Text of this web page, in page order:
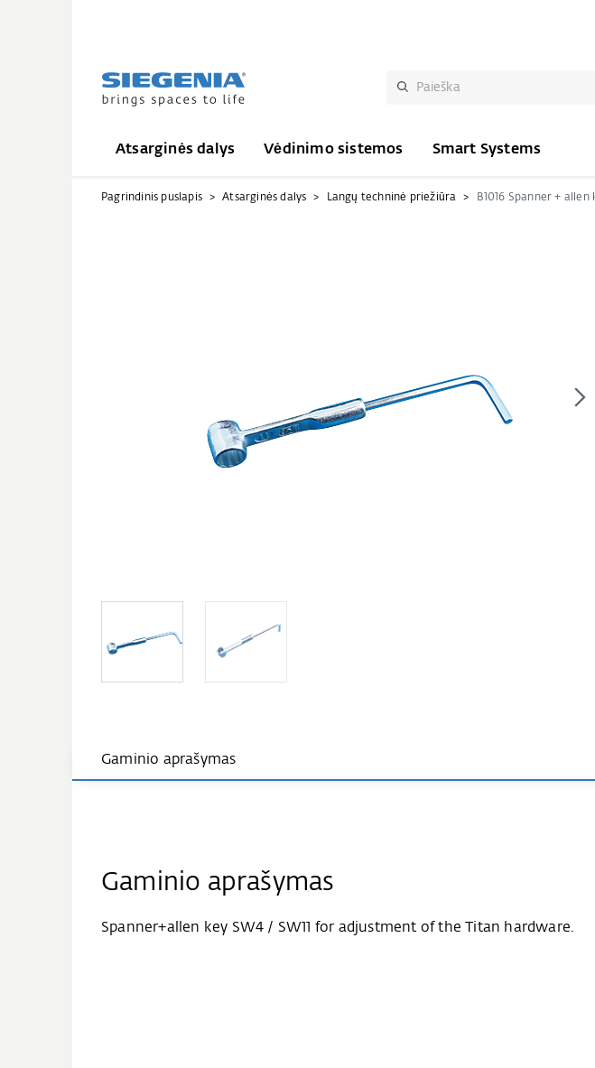
Atsarginės dalys Vėdinimo sistemos Smart Systems
Pagrindinis puslapis Atsarginės dalys Langų techninė priežiūra
Gaminio aprašymas
Gaminio aprašymas
Spanner+allen key SW4 / SW11 for adjustment of the Titan hardware.